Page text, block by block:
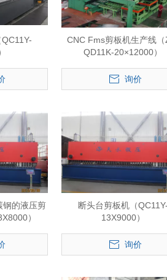
CNC Fms剪板机生产线（
QD11K-20×12000）
询价
钢的液压剪
）
断头台剪板机（QC11Y-
13X9000）
询价